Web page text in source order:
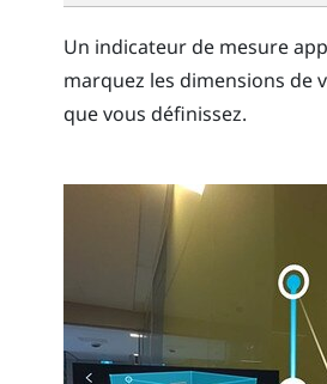
Un indicateur de mesure
marquez les dimensions de
que vous définissez.